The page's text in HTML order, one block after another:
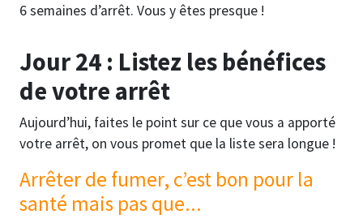
6 semaines d’arrêt. Vous y êtes presque !
Jour 24 : Listez les bénéfices
de votre arrêt
Aujourd’hui, faites le point sur ce que vous a apporté
votre arrêt, on vous promet que la liste sera longue !
Arrêter de fumer, c’est bon pour la
santé mais pas que...